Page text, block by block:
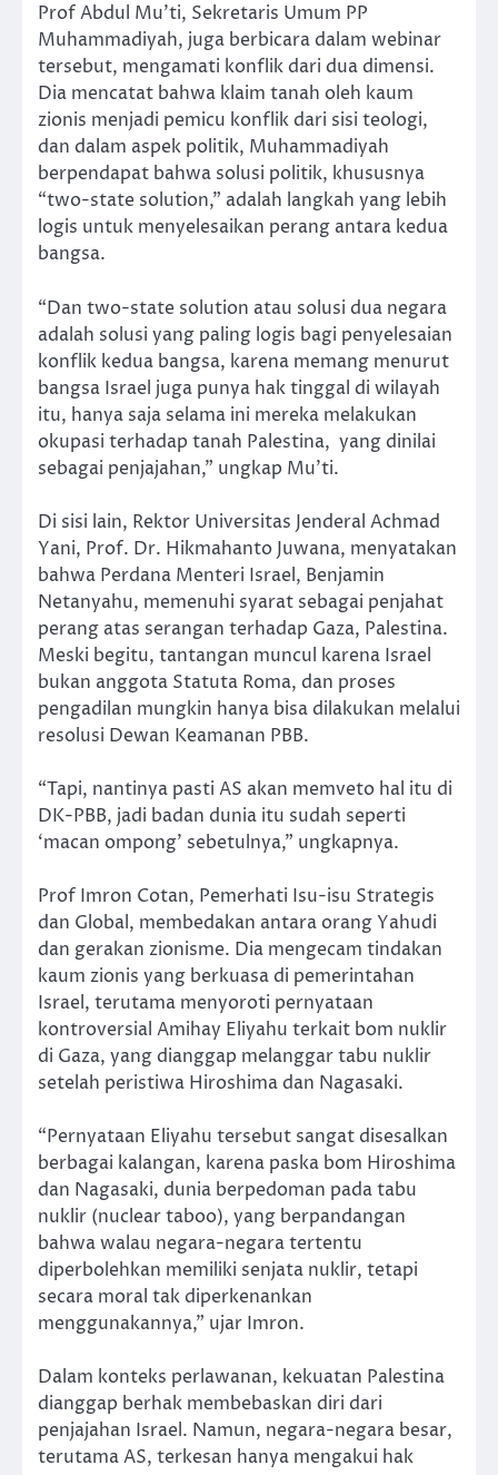
Prof Abdul Mu’ti, Sekretaris Umum PP
Muhammadiyah, juga berbicara dalam webinar
tersebut, mengamati konflik dari dua dimensi.
Dia mencatat bahwa klaim tanah oleh kaum
zionis menjadi pemicu konflik dari sisi teologi,
dan dalam aspek politik, Muhammadiyah
berpendapat bahwa solusi politik, khususnya
“two-state solution,” adalah langkah yang lebih
logis untuk menyelesaikan perang antara kedua
bangsa.
“Dan two-state solution atau solusi dua negara
adalah solusi yang paling logis bagi penyelesaian
konflik kedua bangsa, karena memang menurut
bangsa Israel juga punya hak tinggal di wilayah
itu, hanya saja selama ini mereka melakukan
okupasi terhadap tanah Palestina, yang dinilai
sebagai penjajahan,” ungkap Mu’ti.
Di sisi lain, Rektor Universitas Jenderal Achmad
Yani, Prof. Dr. Hikmahanto Juwana, menyatakan
bahwa Perdana Menteri Israel, Benjamin
Netanyahu, memenuhi syarat sebagai penjahat
perang atas serangan terhadap Gaza, Palestina.
Meski begitu, tantangan muncul karena Israel
bukan anggota Statuta Roma, dan proses
pengadilan mungkin hanya bisa dilakukan melalui
resolusi Dewan Keamanan PBB.
“Tapi, nantinya pasti AS akan memveto hal itu di
DK-PBB, jadi badan dunia itu sudah seperti
‘macan ompong’ sebetulnya,” ungkapnya.
Prof Imron Cotan, Pemerhati Isu-isu Strategis
dan Global, membedakan antara orang Yahudi
dan gerakan zionisme. Dia mengecam tindakan
kaum zionis yang berkuasa di pemerintahan
Israel, terutama menyoroti pernyataan
kontroversial Amihay Eliyahu terkait bom nuklir
di Gaza, yang dianggap melanggar tabu nuklir
setelah peristiwa Hiroshima dan Nagasaki.
“Pernyataan Eliyahu tersebut sangat disesalkan
berbagai kalangan, karena paska bom Hiroshima
dan Nagasaki, dunia berpedoman pada tabu
nuklir (nuclear taboo), yang berpandangan
bahwa walau negara-negara tertentu
diperbolehkan memiliki senjata nuklir, tetapi
secara moral tak diperkenankan
menggunakannya,” ujar Imron.
Dalam konteks perlawanan, kekuatan Palestina
dianggap berhak membebaskan diri dari
penjajahan Israel. Namun, negara-negara besar,
terutama AS, terkesan hanya mengakui hak